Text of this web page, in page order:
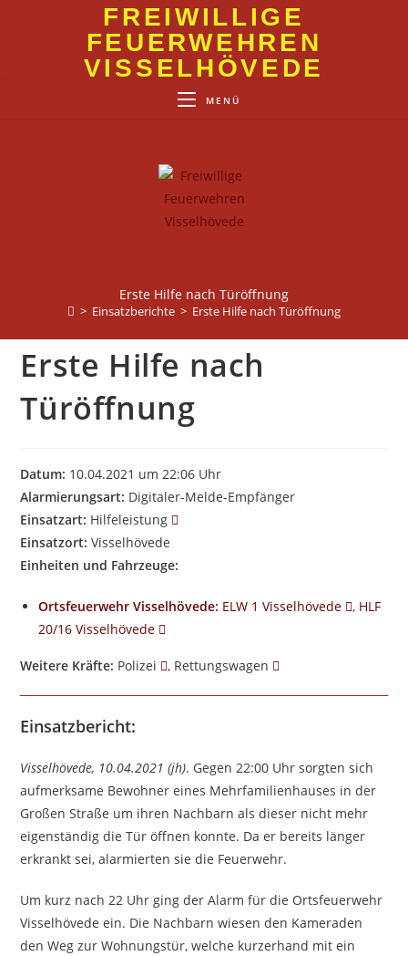
FREIWILLIGE
FEUERWEHREN
VISSELHÖVEDE
MENÜ
Erste Hilfe nach Türöffnung
> Einsatzberichte > Erste Hilfe nach Türöffnung
Erste Hilfe nach
Türöffnung
Datum: 10.04.2021 um 22:06 Uhr
Alarmierungsart: Digitaler-Melde-Empfänger
Einsatzart: Hilfeleistung
Einsatzort: Visselhövede
Einheiten und Fahrzeuge:
Ortsfeuerwehr Visselhövede: ELW 1 Visselhövede , HLF
20/16 Visselhövede
Weitere Kräfte: Polizei , Rettungswagen
Einsatzbericht:
Visselhövede, 10.04.2021 (jh). Gegen 22:00 Uhr sorgten sich
aufmerksame Bewohner eines Mehrfamilienhauses in der
Großen Straße um ihren Nachbarn als dieser nicht mehr
eigenständig die Tür öffnen konnte. Da er bereits länger
erkrankt sei, alarmierten sie die Feuerwehr.
Um kurz nach 22 Uhr ging der Alarm für die Ortsfeuerwehr
Visselhövede ein. Die Nachbarn wiesen den Kameraden
den Weg zur Wohnungstür, welche kurzerhand mit ein